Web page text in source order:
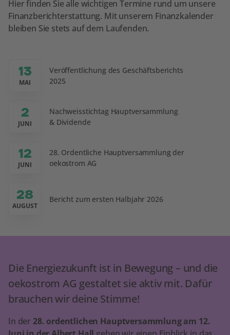
Hier finden Sie alle wichtigen Termine rund um unsere
Finanzberichterstattung. Mit unserem Finanzkalender
bleiben Sie stets auf dem Laufenden.
13
MAI
Veröffentlichung des Geschäftsberichts
2025
2
JUNI
Nachweisstichtag Hauptversammlung
& Dividende
12
JUNI
28. Ordentliche Hauptversammlung der
oekostrom AG
28
AUGUST
Bericht zum ersten Halbjahr 2026
Die Energiezukunft ist in Bewegung – und die
oekostrom AG gestaltet sie aktiv mit. Dafür
brauchen wir deine Stimme!
In der 28. ordentlichen Hauptversammlung am 12.